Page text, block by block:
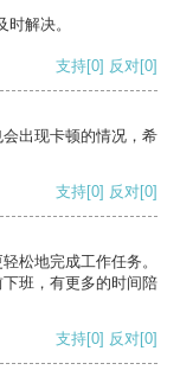
解决。
支持[0] 反对[0]
出现卡顿的情况，希
支持[0] 反对[0]
松地完成工作任务。
班，有更多的时间陪
支持[0] 反对[0]